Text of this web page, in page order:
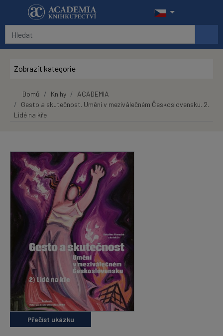
Přeskočit na hlavní obsah
Zobrazit kategorie
Domů Knihy
ACADEMIA
Gesto a skutečnost. Umění v meziválečném Československu. 2.
Lidé na kře
Přečíst ukázku